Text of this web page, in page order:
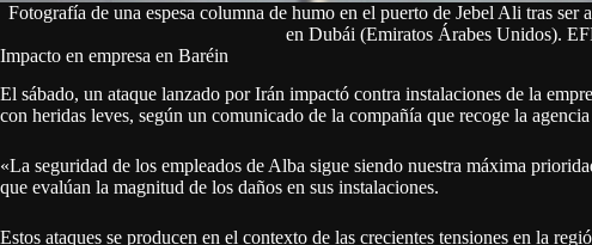
Fotografía de una espesa columna de humo en el puerto de Jebel Ali tras
en Dubái (Emiratos Árabes Unidos).
Impacto en empresa en Baréin
El sábado, un ataque lanzado por Irán impactó contra instalaciones de la
con heridas leves, según un comunicado de la compañía que recoge la
«La seguridad de los empleados de Alba sigue siendo nuestra máxima
que evalúan la magnitud de los daños en sus instalaciones.
Estos ataques se producen en el contexto de las crecientes tensiones en la